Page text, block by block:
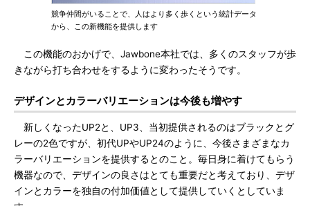
競争仲間がいることで、人はより多く歩くという統計データ
から、この新機能を提供します
この機能のおかげで、Jawbone本社では、多くのスタッフが歩
きながら打ち合わせをするように変わったそうです。
デザインとカラーバリエーションは今後も増やす
新しくなったUP2と、UP3、当初提供されるのはブラックとグ
レーの2色ですが、初代UPやUP24のように、今後さまざまなカ
ラーバリエーションを提供するとのこと。毎日身に着けてもらう
機器なので、デザインの良さはとても重要だと考えており、デザ
インとカラーを独自の付加価値として提供していくとしていま